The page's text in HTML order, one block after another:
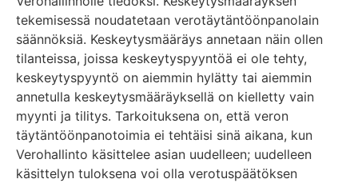
tekemisessä noudatetaan verotäytäntöönpanolain
säännöksiä. Keskeytysmääräys annetaan näin ollen
tilanteissa, joissa keskeytyspyyntöä ei ole tehty,
keskeytyspyyntö on aiemmin hylätty tai aiemmin
annetulla keskeytysmääräyksellä on kielletty vain
myynti ja tilitys. Tarkoituksena on, että veron
täytäntöönpanotoimia ei tehtäisi sinä aikana, kun
Verohallinto käsittelee asian uudelleen; uudelleen
käsittelyn tuloksena voi olla verotuspäätöksen